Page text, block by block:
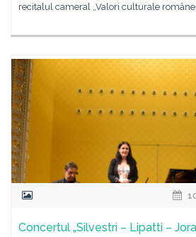
recitalul cameral „Valori culturale
Concertul „Silvestri – Lipatti –